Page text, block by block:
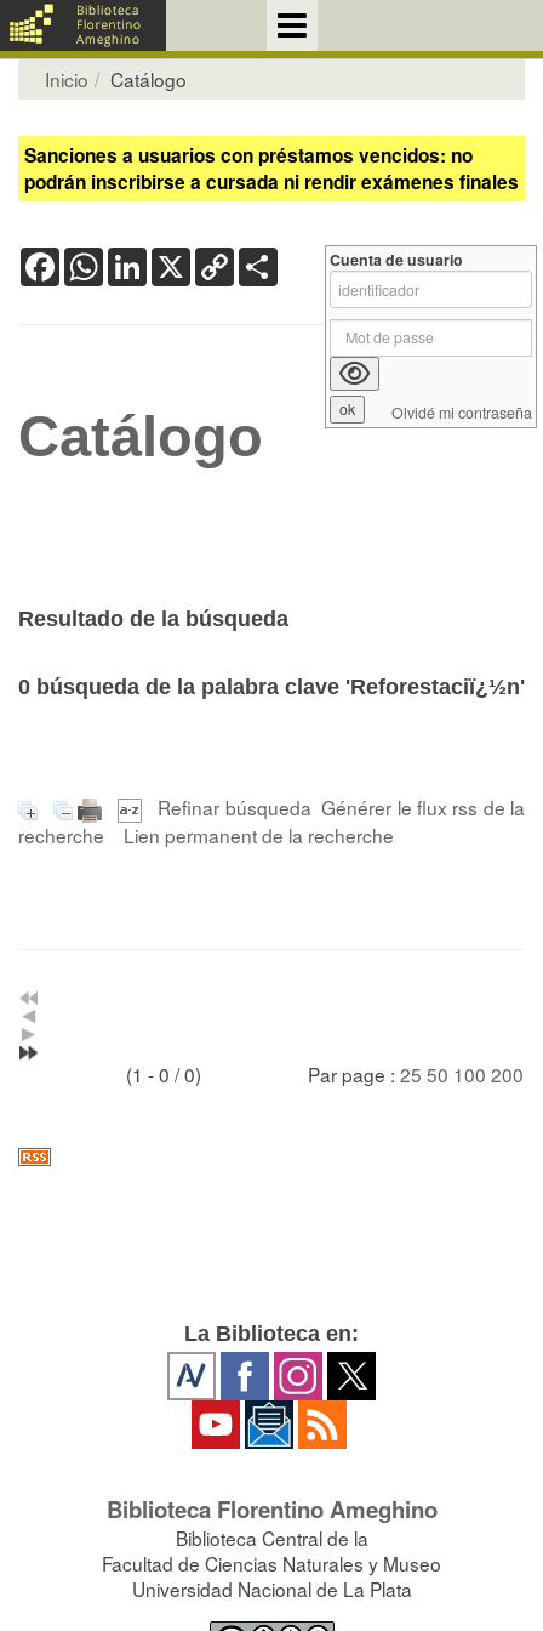
Inicio Catálogo
Sanciones a usuarios con préstamos vencidos: no
podrán inscribirse a cursada ni rendir exámenes finales
FacebookWhatsApp
LinkedIn
X Copy
Link
Catálogo
Resultado de la búsqueda
0 búsqueda de la palabra clave 'Reforestaciï¿½n'
Refinar búsqueda Générer le flux rss de la
recherche
Lien permanent de la recherche
(1 - 0 / 0) Par page : 25 50 100 200
Cuenta de usuario
Olvidé mi contraseña
La Biblioteca en:
Biblioteca Florentino Ameghino
Biblioteca Central de la
Facultad de Ciencias Naturales y Museo
Universidad Nacional de La Plata